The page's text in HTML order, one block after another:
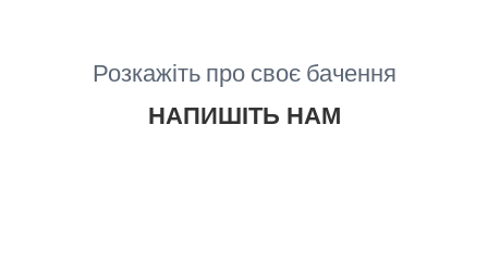
Розкажіть про своє бачення
НАПИШІТЬ НАМ